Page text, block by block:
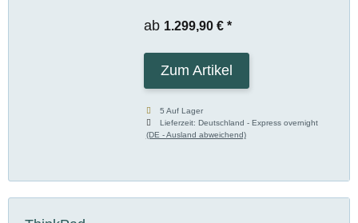
ab 1.299,90 € *
Zum Artikel
5 Auf Lager
Lieferzeit:Deutschland - Express overnight
(DE - Ausland abweichend)